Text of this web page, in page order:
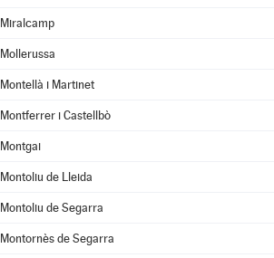
Miralcamp
Mollerussa
Montellà i Martinet
Montferrer i Castellbò
Montgai
Montoliu de Lleida
Montoliu de Segarra
Montornès de Segarra